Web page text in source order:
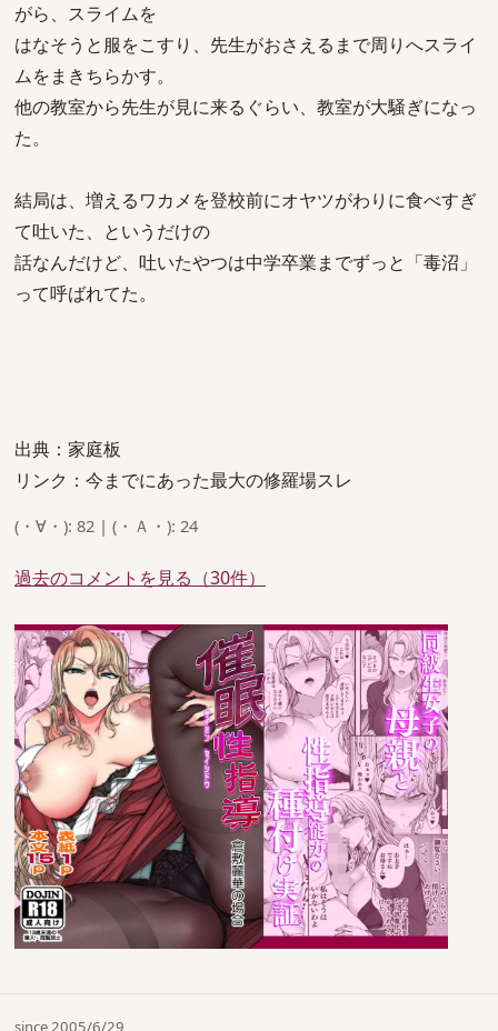
がら、スライムを
はなそうと服をこすり、先生がおさえるまで周りへスライ
ムをまきちらかす。
他の教室から先生が見に来るぐらい、教室が大騒ぎになっ
た。
結局は、増えるワカメを登校前にオヤツがわりに食べすぎ
て吐いた、というだけの
話なんだけど、吐いたやつは中学卒業までずっと「毒沼」
って呼ばれてた。
出典：家庭板
リンク：今までにあった最大の修羅場スレ
(・∀・): 82 | (・Ａ・): 24
過去のコメントを見る（30件）
since 2005/6/29